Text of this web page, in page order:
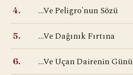
4. ...Ve Peligro'nun Sözü
5. ...Ve Dağınık Fırtına
6. ...Ve Uçan Dairenin Günü